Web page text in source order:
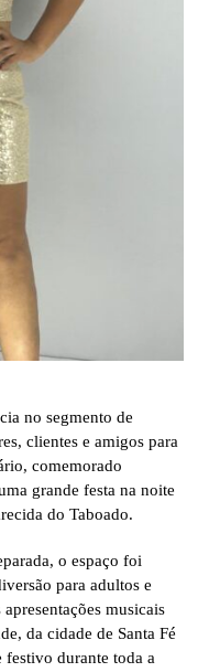
no segmento de
clientes e amigos para
comemorado
grande festa na noite
do Taboado.
o espaço foi
para adultos e
musicais
da cidade de Santa Fé
festivo durante toda a